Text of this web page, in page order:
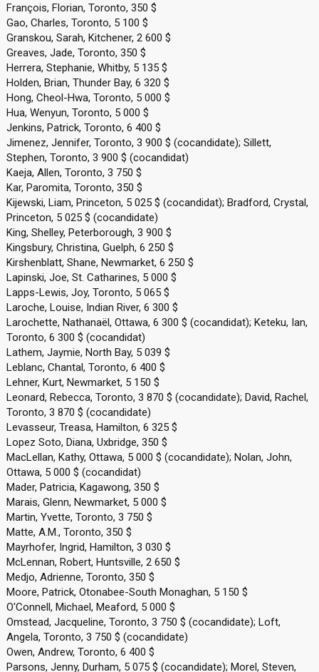
François, Florian, Toronto, 350 $
Gao, Charles, Toronto, 5 100 $
Granskou, Sarah, Kitchener, 2 600 $
Greaves, Jade, Toronto, 350 $
Herrera, Stephanie, Whitby, 5 135 $
Holden, Brian, Thunder Bay, 6 320 $
Hong, Cheol-Hwa, Toronto, 5 000 $
Hua, Wenyun, Toronto, 5 000 $
Jenkins, Patrick, Toronto, 6 400 $
Jimenez, Jennifer, Toronto, 3 900 $ (cocandidate); Sillett,
Stephen, Toronto, 3 900 $ (cocandidat)
Kaeja, Allen, Toronto, 3 750 $
Kar, Paromita, Toronto, 350 $
Kijewski, Liam, Princeton, 5 025 $ (cocandidat); Bradford, Crystal,
Princeton, 5 025 $ (cocandidate)
King, Shelley, Peterborough, 3 900 $
Kingsbury, Christina, Guelph, 6 250 $
Kirshenblatt, Shane, Newmarket, 6 250 $
Lapinski, Joe, St. Catharines, 5 000 $
Lapps-Lewis, Joy, Toronto, 5 065 $
Laroche, Louise, Indian River, 6 300 $
Larochette, Nathanaël, Ottawa, 6 300 $ (cocandidat); Keteku, Ian,
Toronto, 6 300 $ (cocandidat)
Lathem, Jaymie, North Bay, 5 039 $
Leblanc, Chantal, Toronto, 6 400 $
Lehner, Kurt, Newmarket, 5 150 $
Leonard, Rebecca, Toronto, 3 870 $ (cocandidate); David, Rachel,
Toronto, 3 870 $ (cocandidate)
Levasseur, Treasa, Hamilton, 6 325 $
Lopez Soto, Diana, Uxbridge, 350 $
MacLellan, Kathy, Ottawa, 5 000 $ (cocandidate); Nolan, John,
Ottawa, 5 000 $ (cocandidat)
Mader, Patricia, Kagawong, 350 $
Marais, Glenn, Newmarket, 5 000 $
Martin, Yvette, Toronto, 3 750 $
Matte, A.M., Toronto, 350 $
Mayrhofer, Ingrid, Hamilton, 3 030 $
McLennan, Robert, Huntsville, 2 650 $
Medjo, Adrienne, Toronto, 350 $
Moore, Patrick, Otonabee-South Monaghan, 5 150 $
O'Connell, Michael, Meaford, 5 000 $
Omstead, Jacqueline, Toronto, 3 750 $ (cocandidate); Loft,
Angela, Toronto, 3 750 $ (cocandidate)
Owen, Andrew, Toronto, 6 400 $
Parsons, Jenny, Durham, 5 075 $ (cocandidate); Morel, Steven,